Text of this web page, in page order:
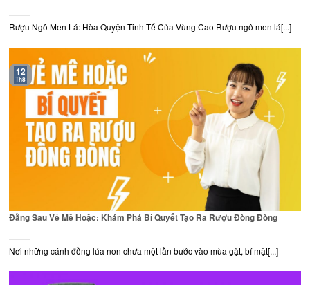
Rượu Ngô Men Lá: Hòa Quyện Tinh Tế Của Vùng Cao Rượu ngô men lá[...]
Đằng Sau Vẻ Mê Hoặc: Khám Phá Bí Quyết Tạo Ra Rượu Đòng Đòng
Nơi những cánh đồng lúa non chưa một lần bước vào mùa gặt, bí mật[...]
12
Th8